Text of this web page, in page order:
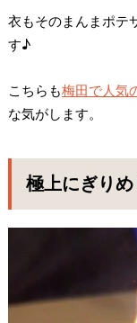
衣もそのまんまポテ
す♪
こちらも梅田で人気
な気がします。
極上にぎり